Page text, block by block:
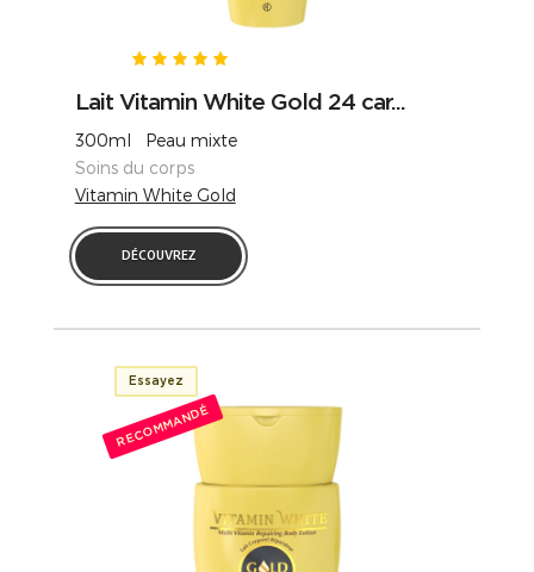
Lait Vitamin White Gold 24 car...
300ml Peau mixte
Soins du corps
Vitamin White Gold
DÉCOUVREZ
Essayez
RECOMMANDÉ